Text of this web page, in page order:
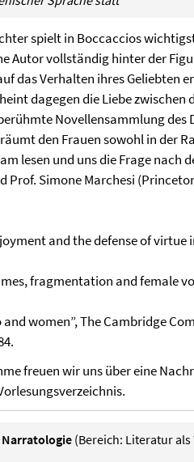
spielt in Boccaccios
Autor vollständig hinter der
das Verhalten ihres
dagegen die Liebe
Novellensammlung
den Frauen sowohl in der
lesen und uns die Frage
Prof. Simone Marchesi
and the defense of
fragmentation and female
women”, The Cambridge
freuen wir uns über eine
Narratologie(Bereich: Literatur als